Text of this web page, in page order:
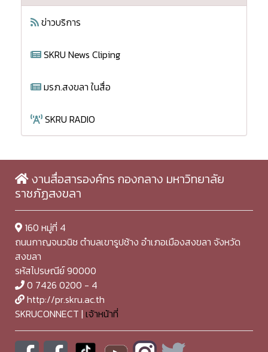
ข่าวบริการ
SKRU News Cliping
มรภ.สงขลา ในสื่อ
SKRU RADIO
งานสื่อสารองค์กร กองกลาง มหาวิทยาลัย
ราชภัฏสงขลา
160 หมู่ที่ 4
ถนนกาญจนวนิช ตำบลเขารูปช้าง อำเภอเมืองสงขลา จังหวัด
สงขลา
รหัสไปรษณีย์ 90000
0 7426 0200 - 4
http://pr.skru.ac.th
SKRUCONNECT | เจ้าหน้าที่